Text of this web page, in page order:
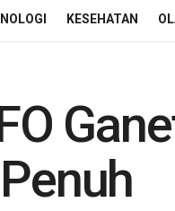
KESEHATAN